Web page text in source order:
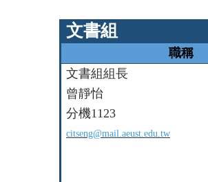
文書組
職稱
文書組組長
曾靜怡
分機1123
citseng@mail.aeust.edu.tw